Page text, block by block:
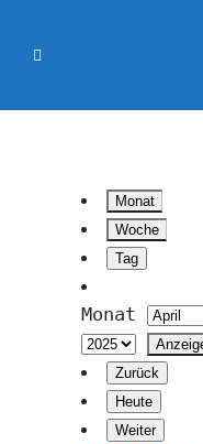
Monat
Woche
Tag
Monat
Zurück
Heute
Weiter